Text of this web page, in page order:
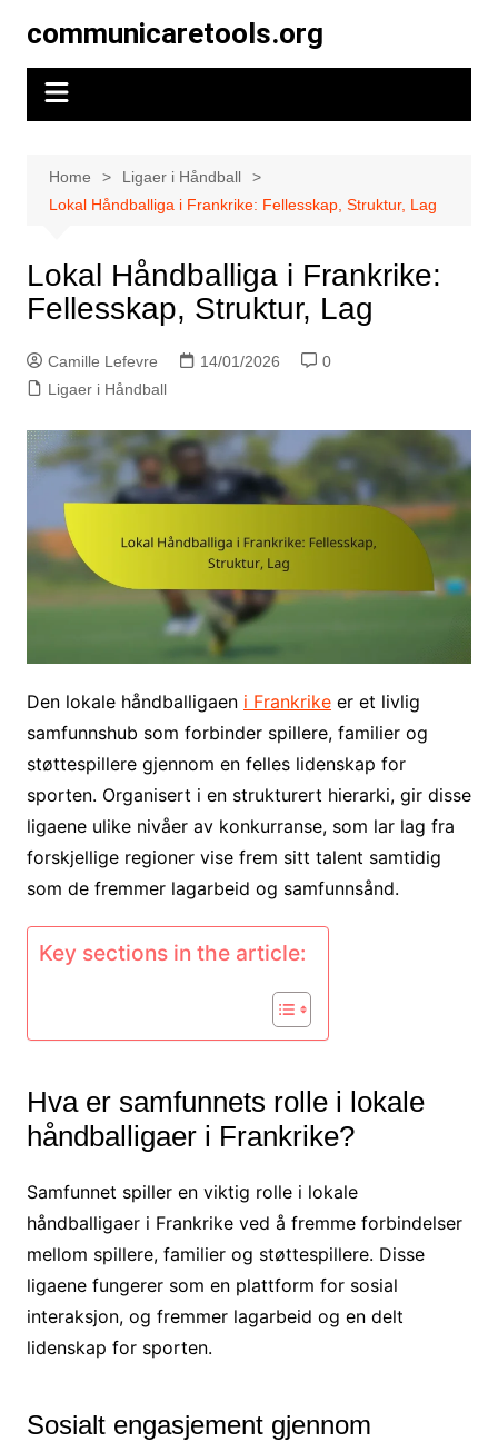
content
communicaretools.org
Home
Ligaer i Håndball
Lokal Håndballiga i Frankrike: Fellesskap, Struktur, Lag
Lokal Håndballiga i Frankrike:
Fellesskap, Struktur, Lag
Camille Lefevre 14/01/2026
0
Ligaer i Håndball
Den lokale håndballigaen i Frankrikeer et livlig
samfunnshub som forbinder spillere, familier og
støttespillere gjennom en felles lidenskap for
sporten. Organisert i en strukturert hierarki, gir disse
ligaene ulike nivåer av konkurranse, som lar lag fra
forskjellige regioner vise frem sitt talent samtidig
som de fremmer lagarbeid og samfunnsånd.
Key sections in the article:
Hva er samfunnets rolle i lokale
håndballigaer i Frankrike?
Samfunnet spiller en viktig rolle i lokale
håndballigaer i Frankrike ved å fremme forbindelser
mellom spillere, familier og støttespillere. Disse
ligaene fungerer som en plattform for sosial
interaksjon, og fremmer lagarbeid og en delt
lidenskap for sporten.
Sosialt engasjement gjennom